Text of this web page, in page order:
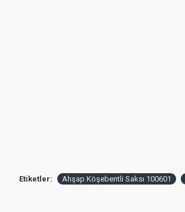
Etiketler: Ahşap Köşebentli Saksı 100601